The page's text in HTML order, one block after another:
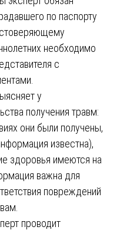
по паспорту
необходимо
с
у
получения травм:
они были получены,
известна),
здоровья имеются на
важна для
повреждений
проводит